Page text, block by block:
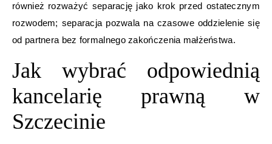
również rozważyć separację jako krok przed ostatecznym
rozwodem; separacja pozwala na czasowe oddzielenie się
od partnera bez formalnego zakończenia małżeństwa.
Jak wybrać odpowiednią
kancelarię prawną w
Szczecinie